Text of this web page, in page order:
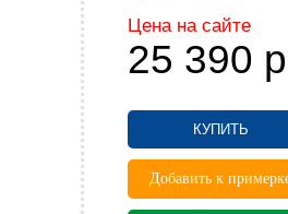
Цена на сайте
25 390
КУПИТЬ
Добавить к